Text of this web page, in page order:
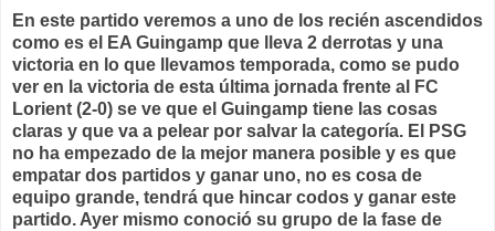
En este partido veremos a uno de los recién ascendidos
como es el EA Guingamp que lleva 2 derrotas y una
victoria en lo que llevamos temporada, como se pudo
ver en la victoria de esta última jornada frente al FC
Lorient (2-0) se ve que el Guingamp tiene las cosas
claras y que va a pelear por salvar la categoría. El PSG
no ha empezado de la mejor manera posible y es que
empatar dos partidos y ganar uno, no es cosa de
equipo grande, tendrá que hincar codos y ganar este
partido. Ayer mismo conoció su grupo de la fase de